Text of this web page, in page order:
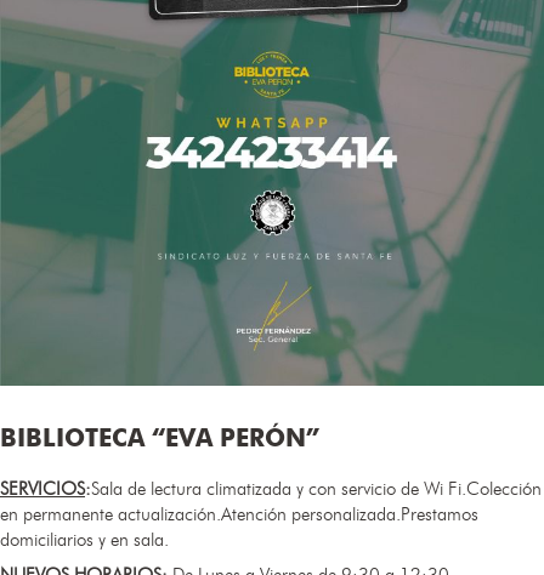
BIBLIOTECA “EVA PERÓN”
SERVICIOS:Sala de lectura climatizada y con servicio de Wi Fi.Colección
en permanente actualización.Atención personalizada.Prestamos
domiciliarios y en sala.